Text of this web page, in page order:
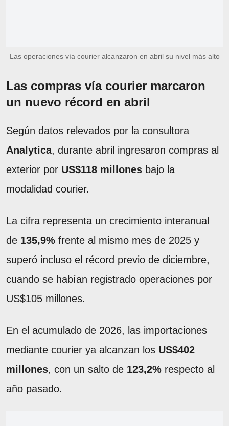
Las operaciones vía courier alcanzaron en abril su nivel más alto
Las compras vía courier marcaron
un nuevo récord en abril
Según datos relevados por la consultora
Analytica, durante abril ingresaron compras al
exterior por US$118 millones bajo la
modalidad courier.
La cifra representa un crecimiento interanual
de 135,9% frente al mismo mes de 2025 y
superó incluso el récord previo de diciembre,
cuando se habían registrado operaciones por
US$105 millones.
En el acumulado de 2026, las importaciones
mediante courier ya alcanzan los US$402
millones, con un salto de 123,2% respecto al
año pasado.